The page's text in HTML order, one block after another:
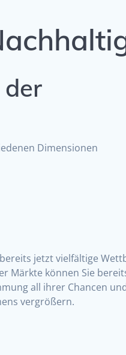
Dimensionen
jetzt vielfältige
Märkte können Sie
all ihrer Chancen
vergrößern.